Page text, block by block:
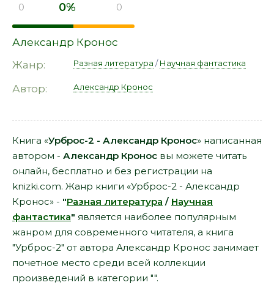
0 0% 0
Александр Кронос
Жанр:
Разная литература /Научная фантастика
Автор: Александр Кронос
Книга «Урброс-2 - Александр Кронос» написанная
автором - Александр Кронос вы можете читать
онлайн, бесплатно и без регистрации на
knizki.com. Жанр книги «Урброс-2 - Александр
Кронос» - "Разная литература / Научная
фантастика" является наиболее популярным
жанром для современного читателя, а книга
"Урброс-2" от автора Александр Кронос занимает
почетное место среди всей коллекции
произведений в категории "".